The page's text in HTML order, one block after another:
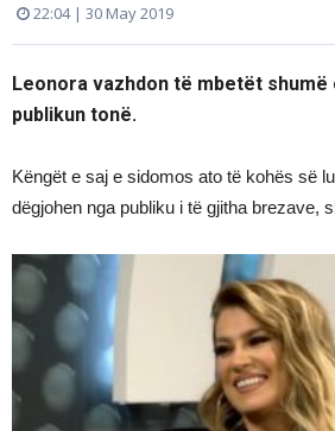
22:04 | 30 May 2019
Leonora vazhdon të mbetët shumë
publikun tonë.
Këngët e saj e sidomos ato të kohës së
dëgjohen nga publiku i të gjitha brezave,